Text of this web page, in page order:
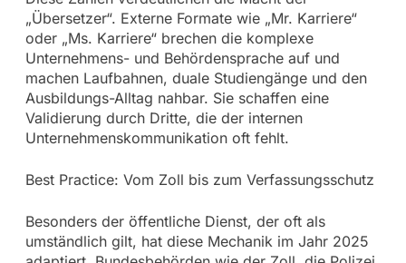
„Übersetzer“. Externe Formate wie „Mr. Karriere“
oder „Ms. Karriere“ brechen die komplexe
Unternehmens- und Behördensprache auf und
machen Laufbahnen, duale Studiengänge und den
Ausbildungs-Alltag nahbar. Sie schaffen eine
Validierung durch Dritte, die der internen
Unternehmenskommunikation oft fehlt.
Best Practice: Vom Zoll bis zum Verfassungsschutz
Besonders der öffentliche Dienst, der oft als
umständlich gilt, hat diese Mechanik im Jahr 2025